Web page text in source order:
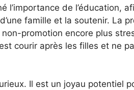
l’importance de l’éducation,
famille et la soutenir. La
promotion encore plus
courir après les filles et ne
Il est un joyau potentiel